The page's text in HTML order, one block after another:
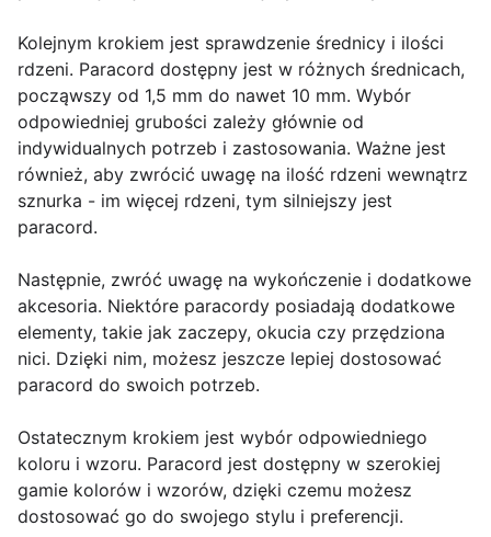
Kolejnym krokiem jest sprawdzenie średnicy i ilości
rdzeni. Paracord dostępny jest w różnych średnicach,
począwszy od 1,5 mm do nawet 10 mm. Wybór
odpowiedniej grubości zależy głównie od
indywidualnych potrzeb i zastosowania. Ważne jest
również, aby zwrócić uwagę na ilość rdzeni wewnątrz
sznurka - im więcej rdzeni, tym silniejszy jest
paracord.
Następnie, zwróć uwagę na wykończenie i dodatkowe
akcesoria. Niektóre paracordy posiadają dodatkowe
elementy, takie jak zaczepy, okucia czy przędziona
nici. Dzięki nim, możesz jeszcze lepiej dostosować
paracord do swoich potrzeb.
Ostatecznym krokiem jest wybór odpowiedniego
koloru i wzoru. Paracord jest dostępny w szerokiej
gamie kolorów i wzorów, dzięki czemu możesz
dostosować go do swojego stylu i preferencji.